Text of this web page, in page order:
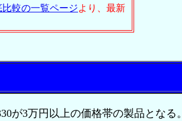
較の一覧ページより、最新
が3万円以上の価格帯の製品となる。